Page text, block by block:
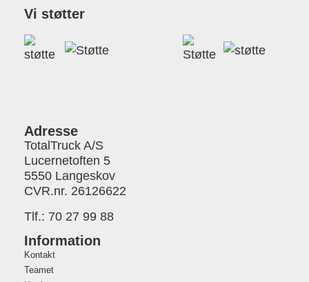
Vi støtter
Adresse
TotalTruck A/S
Lucernetoften 5
5550 Langeskov
CVR.nr. 26126622
Tlf.: 70 27 99 88
Information
Kontakt
Teamet